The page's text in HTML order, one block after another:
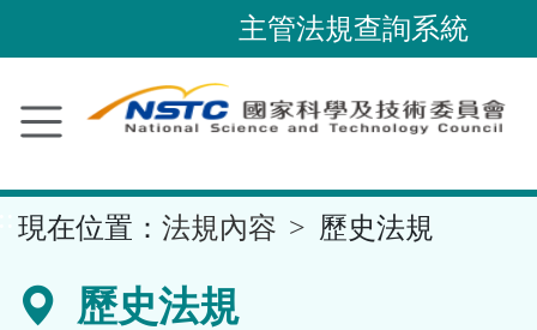
到
要
容
區
主管法規查詢系統
現在位置： 法規內容 歷史法規
歷史法規